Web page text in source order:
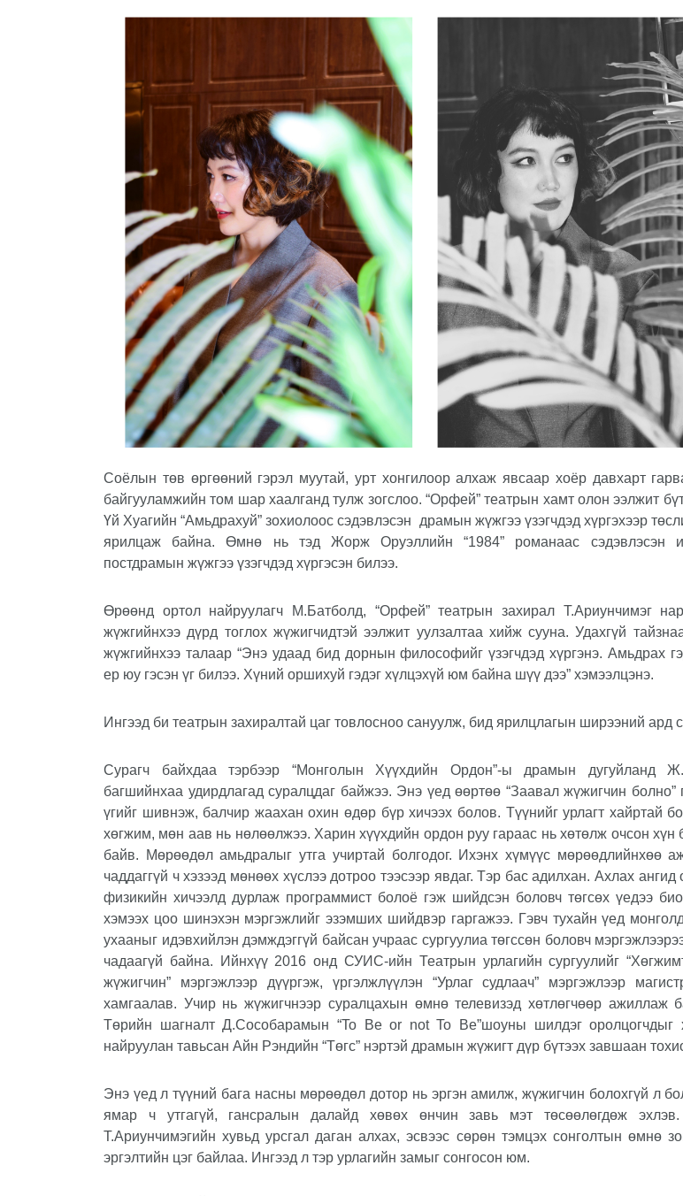
Соёлын төв өргөөний гэрэл муутай, урт хонгилоор алхаж явсаар хоёр давхарт
байгууламжийн том шар хаалганд тулж зогслоо. “Орфей” театрын хамт олон ээлжит
Үй Хуагийн “Амьдрахуй” зохиолоос сэдэвлэсэн
драмын жүжгээ үзэгчдэд хүргэхээр
ярилцаж байна. Өмнө нь тэд Жорж Оруэллийн “1984” романаас сэдэвлэсэн
постдрамын жүжгээ үзэгчдэд хүргэсэн билээ.
Өрөөнд ортол найруулагч М.Батболд, “Орфей” театрын захирал Т.Ариунчимэг
жүжгийнхээ дүрд тоглох жүжигчидтэй ээлжит уулзалтаа хийж сууна. Удахгүй
жүжгийнхээ талаар “Энэ удаад бид дорнын философийг үзэгчдэд хүргэнэ. Амьдрах
ер юу гэсэн үг билээ. Хүний оршихуй гэдэг хүлцэхүй юм байна шүү дээ” хэмээлцэнэ.
Ингээд би театрын захиралтай цаг товлосноо сануулж, бид ярилцлагын ширээний ард
Сурагч байхдаа тэрбээр “Монголын Хүүхдийн Ордон”-ы драмын дугуйланд
багшийнхаа удирдлагад суралцдаг байжээ. Энэ үед өөртөө “Заавал жүжигчин болно”
үгийг шивнэж, балчир жаахан охин өдөр бүр хичээх болов. Түүнийг урлагт хайртай
хөгжим, мөн аав нь нөлөөлжээ. Харин хүүхдийн ордон руу гараас нь хөтөлж очсон хүн
байв. Мөрөөдөл амьдралыг утга учиртай болгодог. Ихэнх хүмүүс мөрөөдлийнхөө
чаддаггүй ч хэзээд мөнөөх хүслээ дотроо тээсээр явдаг. Тэр бас адилхан. Ахлах ангид
физикийн хичээлд дурлаж программист болоё гэж шийдсэн боловч төгсөх үедээ
хэмээх цоо шинэхэн мэргэжлийг эзэмших шийдвэр гаргажээ. Гэвч тухайн үед
ухааныг идэвхийлэн дэмждэггүй байсан учраас сургуулиа төгссөн боловч
чадаагүй байна. Ийнхүү 2016 онд СУИС-ийн Театрын урлагийн сургуулийг
жүжигчин” мэргэжлээр дүүргэж, үргэлжлүүлэн “Урлаг судлаач” мэргэжлээр
хамгаалав. Учир нь жүжигчнээр суралцахын өмнө телевизэд хөтлөгчөөр ажиллаж
Төрийн шагналт Д.Сособарамын “To Be or not To Be”шоуны шилдэг оролцогчдыг
найруулан тавьсан Айн Рэндийн “Төгс” нэртэй драмын жүжигт дүр бүтээх завшаан
Энэ үед л түүний бага насны мөрөөдөл дотор нь эргэн амилж, жүжигчин болохгүй л
ямар ч утгагүй, гансралын далайд хөвөх өнчин завь мэт төсөөлөгдөж
Т.Ариунчимэгийн хувьд урсгал даган алхах, эсвээс сөрөн тэмцэх сонголтын өмнө
эргэлтийн цэг байлаа. Ингээд л тэр урлагийн замыг сонгосон юм.